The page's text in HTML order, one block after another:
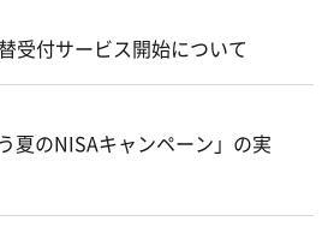
受付サービス開始について
夏のNISAキャンペーン」の実